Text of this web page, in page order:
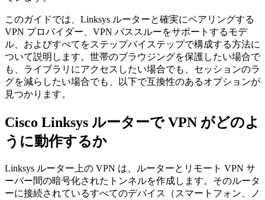
このガイドでは、Linksys ルーターと確実にペアリングする
VPN プロバイダー、VPN パススルーをサポートするモデ
ル、およびすべてをステップバイステップで構成する方法に
ついて説明します。世帯のブラウジングを保護したい場合で
も、ライブラリにアクセスしたい場合でも、セッションのラ
グを減らしたい場合でも、以下で互換性のあるオプションが
見つかります。
Cisco Linksys ルーターで VPN がどのよ
うに動作するか
Linksys ルーター上の VPN は、ルーターとリモート VPN サ
ーバー間の暗号化されたトンネルを作成します。そのルータ
ーに接続されているすべてのデバイス（スマートフォン、ノ